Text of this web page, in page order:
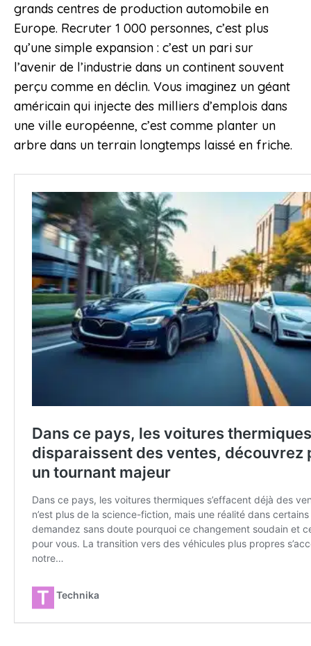
grands centres de production automobile en
Europe. Recruter 1 000 personnes, c’est plus
qu’une simple expansion : c’est un pari sur
l’avenir de l’industrie dans un continent souvent
perçu comme en déclin. Vous imaginez un géant
américain qui injecte des milliers d’emplois dans
une ville européenne, c’est comme planter un
arbre dans un terrain longtemps laissé en friche.